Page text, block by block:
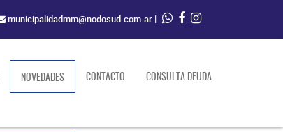
municipalidadmm@nodosud.com.ar |
NOVEDADES(current)CONTACTO CONSULTA DEUDA